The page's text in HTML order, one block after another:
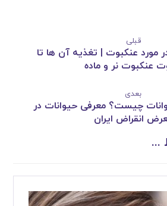
قبلی
مورد عنکبوت | تغذیه آن ها تا
عنکبوت نر و ماده
بعدی
چیست؟ معرفی حیوانات در
انقراض ایران
...